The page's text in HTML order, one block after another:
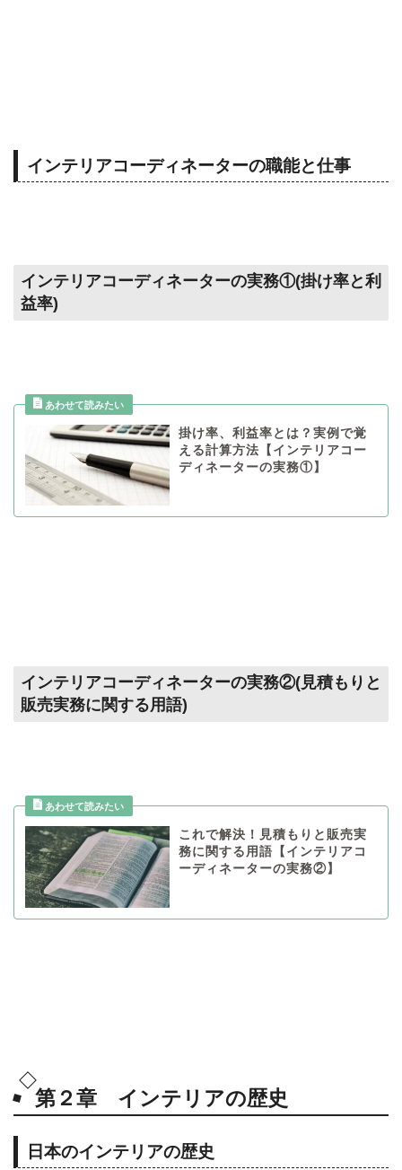
インテリアコーディネーターの職能と仕事
インテリアコーディネーターの実務①(掛け率と利
益率)
掛け率、利益率とは？実例で覚
える計算方法【インテリアコー
ディネーターの実務①】
インテリアコーディネーターの実務②(見積もりと
販売実務に関する用語)
これで解決！見積もりと販売実
務に関する用語【インテリアコ
ーディネーターの実務②】
第２章 インテリアの歴史
日本のインテリアの歴史